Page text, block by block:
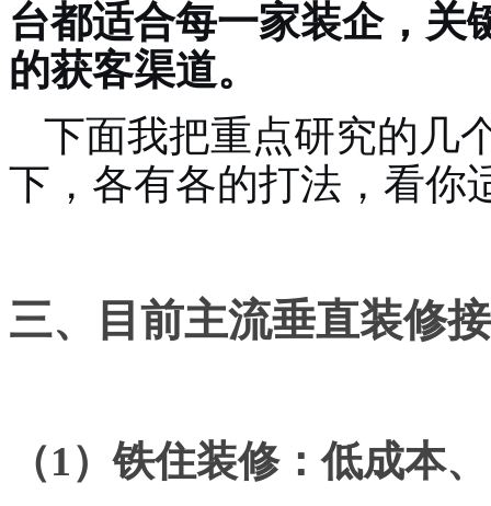
台都适合每一家装企，关
的获客渠道。
下面我把重点研究的几
下，各有各的打法，看你
三、目前主流垂直装修
（1）铁住装修：低成本